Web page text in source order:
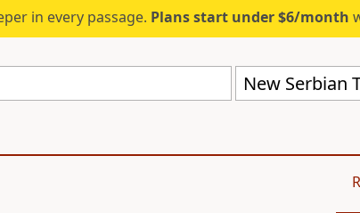
in every passage. Plans start under $6/month
New Serbian